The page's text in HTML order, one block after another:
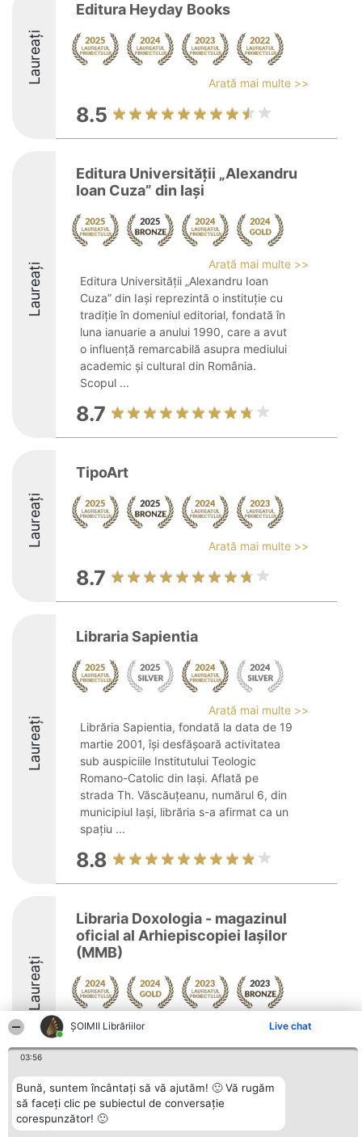
ȘOIMII Librăriilor Live chat
03:56
Bună, suntem încântați să vă ajutăm! 🙂 Vă rugăm
să faceți clic pe subiectul de conversație
corespunzător! 🙂
Laureați
Editura Heyday Books
Arată mai multe >>
8.5
Laureați
Editura Universităţii „Alexandru
Ioan Cuza” din Iaşi
Arată mai multe >>
Editura Universității „Alexandru Ioan
Cuza” din Iași reprezintă o instituție cu
tradiție în domeniul editorial, fondată în
luna ianuarie a anului 1990, care a avut
o influență remarcabilă asupra mediului
academic și cultural din România.
Scopul ...
8.7
Laureați
TipoArt
Arată mai multe >>
8.7
Laureați
Libraria Sapientia
Arată mai multe >>
Librăria Sapientia, fondată la data de 19
martie 2001, își desfășoară activitatea
sub auspiciile Institutului Teologic
Romano-Catolic din Iași. Aflată pe
strada Th. Văscăuțeanu, numărul 6, din
municipiul Iași, librăria s-a afirmat ca un
spațiu ...
8.8
Laureați
Libraria Doxologia - magazinul
oficial al Arhiepiscopiei Iașilor
(MMB)
Arată mai multe >>
Organizator Ranking
BRIGHT SOLUTIONS BR SRL